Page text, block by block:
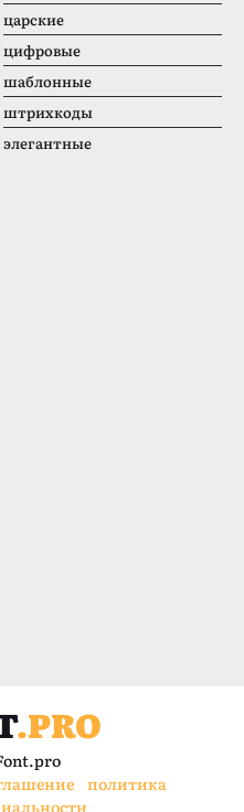
царские
цифровые
шаблонные
штрихкоды
элегантные
.PRO
политика